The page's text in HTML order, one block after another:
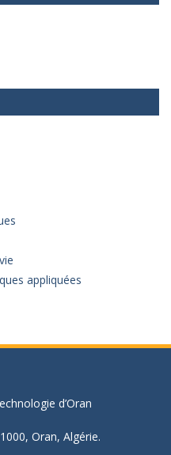
appliquées
d’Oran
Oran, Algérie.